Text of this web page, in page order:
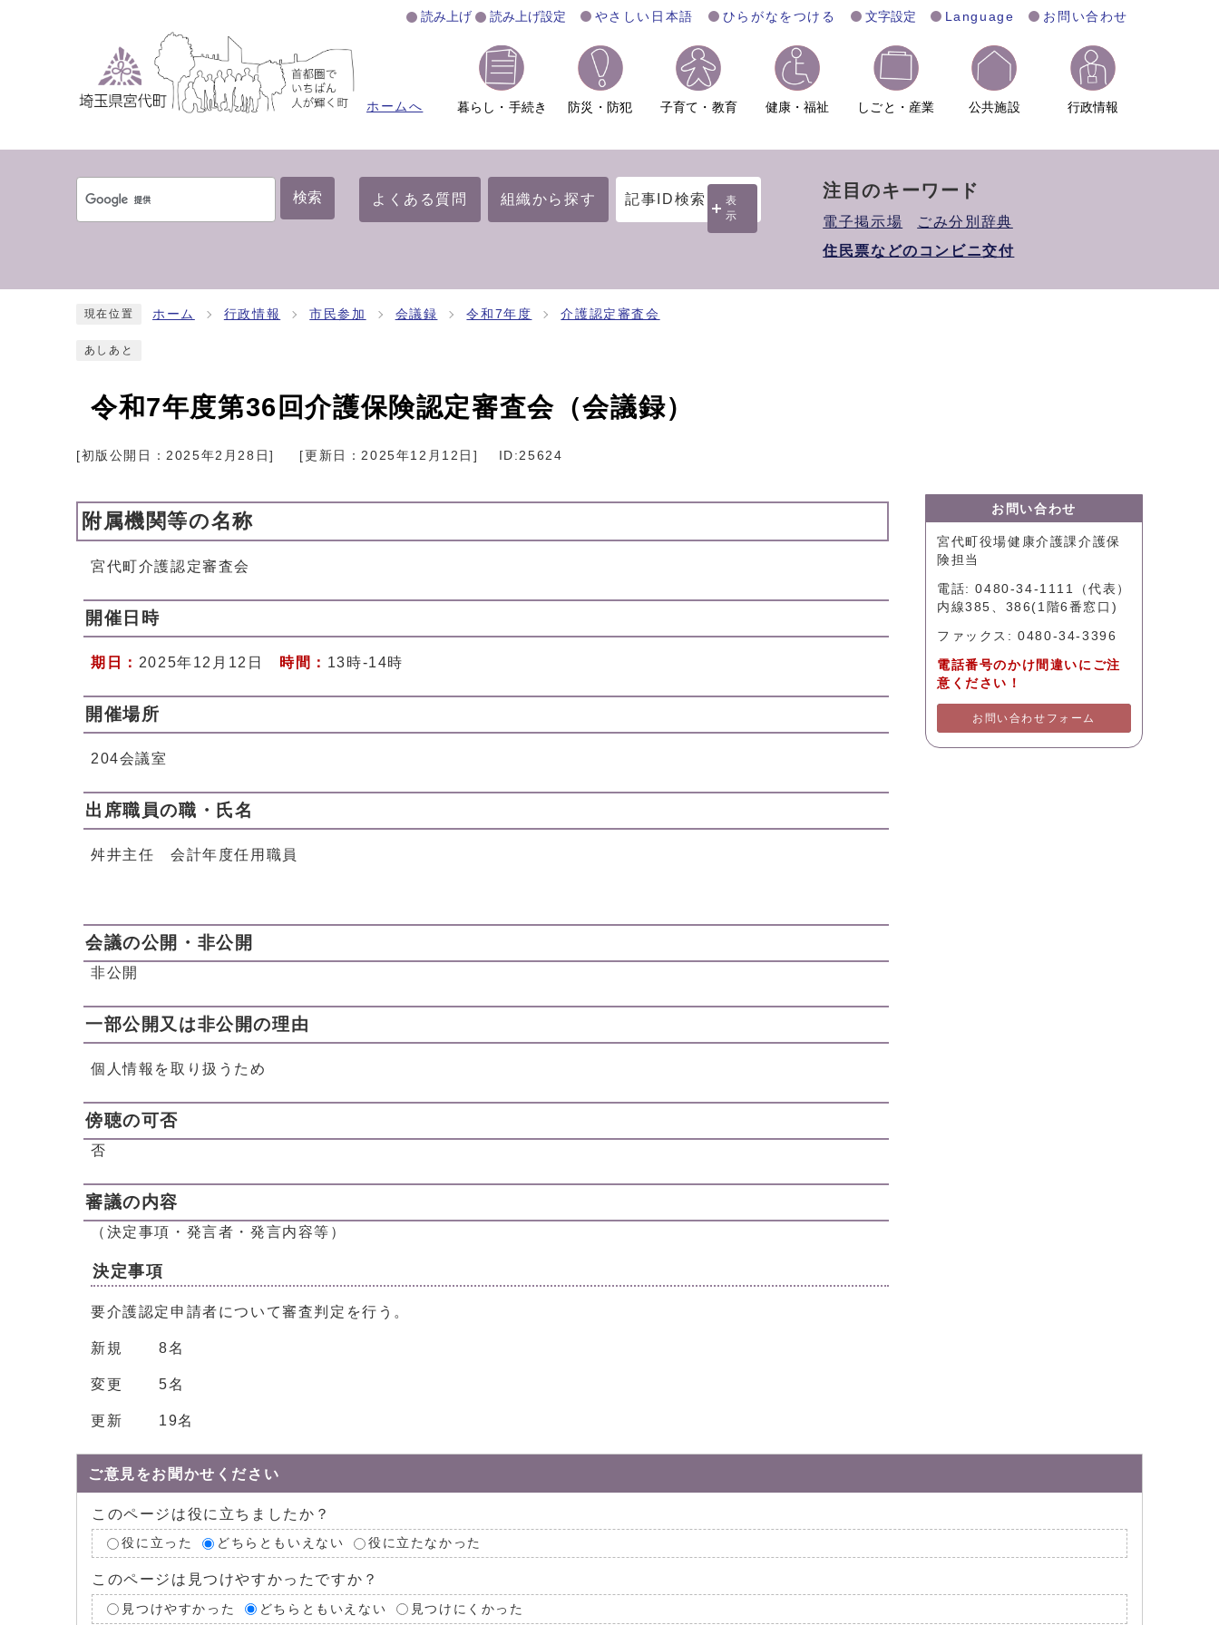
読み上げ 読み上げ設定 やさしい日本語 ひらがなをつける 文字設定 Language お問い合わせ
ホームへ 暮らし・手続き 防災・防犯 子育て・教育 健康・福祉 しごと・産業 公共施設 行政情報
検索 よくある質問 組織から探す 記事ID検索
表
示
注目のキーワード
電子掲示場
ごみ分別辞典
住民票などのコンビニ交付
現在位置 ホーム 行政情報 市民参加 会議録 令和7年度 介護認定審査会
あしあと
令和7年度第36回介護保険認定審査会（会議録）
[初版公開日：2025年2月28日] [更新日：2025年12月12日] ID:25624
附属機関等の名称
宮代町介護認定審査会
開催日時
期日： 2025年12月12日 時間： 13時-14時
開催場所
204会議室
出席職員の職・氏名
舛井主任 会計年度任用職員
会議の公開・非公開
非公開
一部公開又は非公開の理由
個人情報を取り扱うため
傍聴の可否
否
審議の内容
（決定事項・発言者・発言内容等）
決定事項
要介護認定申請者について審査判定を行う。
新規 8名
変更 5名
更新 19名
お問い合わせ
宮代町役場健康介護課介護保
険担当
電話: 0480-34-1111（代表）
内線385、386(1階6番窓口)
ファックス: 0480-34-3396
電話番号のかけ間違いにご注
意ください！
お問い合わせフォーム
ご意見をお聞かせください
このページは役に立ちましたか？
役に立った どちらともいえない 役に立たなかった
このページは見つけやすかったですか？
見つけやすかった どちらともいえない 見つけにくかった